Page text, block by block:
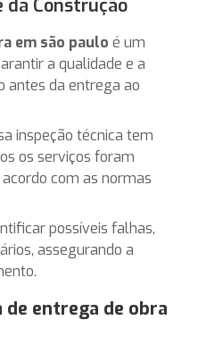
da Construção
em são paulo é um
a qualidade e a
antes da entrega ao
inspeção técnica tem
os serviços foram
com as normas
possíveis falhas,
assegurando a
entrega de obra